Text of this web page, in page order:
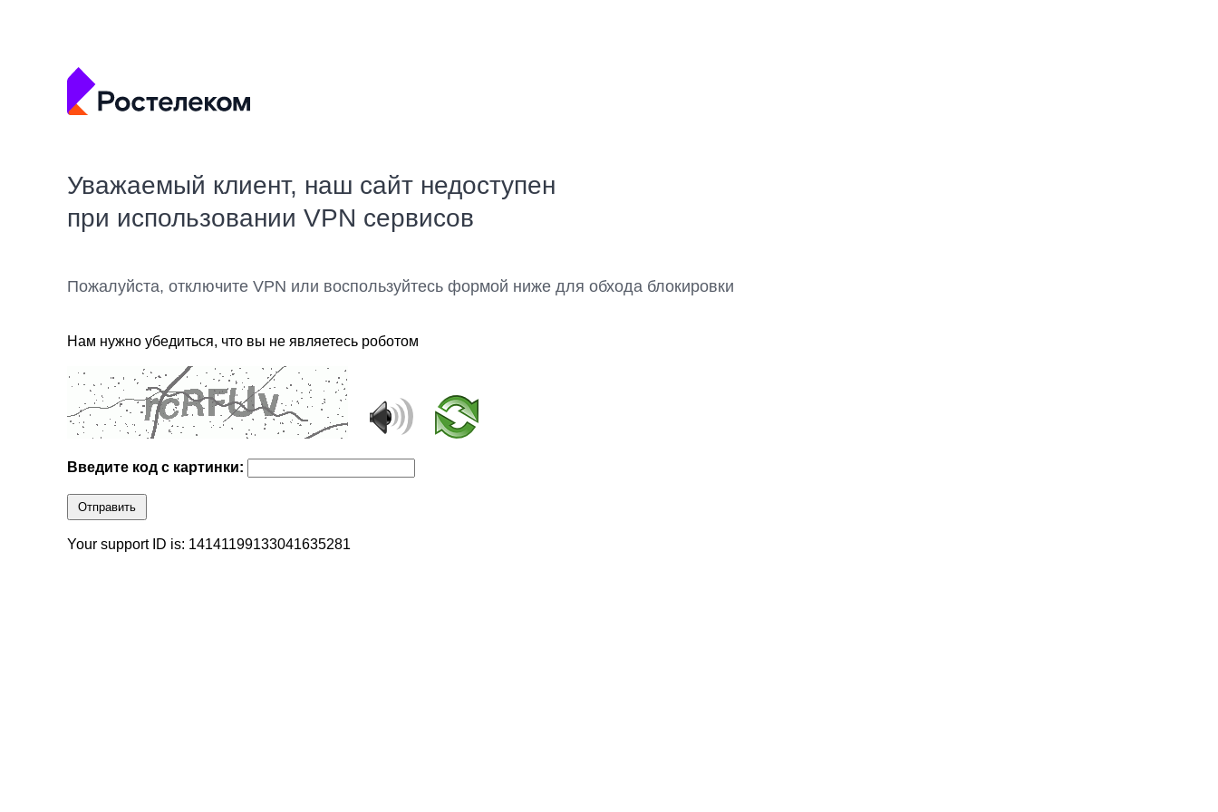
Уважаемый клиент, наш сайт недоступен
при использовании VPN сервисов
Пожалуйста, отключите VPN или воспользуйтесь формой ниже для обхода блокировки
Нам нужно убедиться, что вы не являетесь роботом
Введите код с картинки:
Отправить
Your support ID is: 14141199133041635281